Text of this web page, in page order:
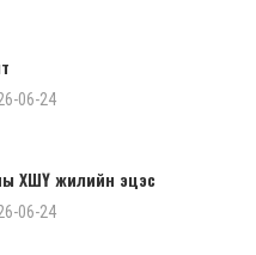
06-24
ХШҮ жилийн эцэс
06-24